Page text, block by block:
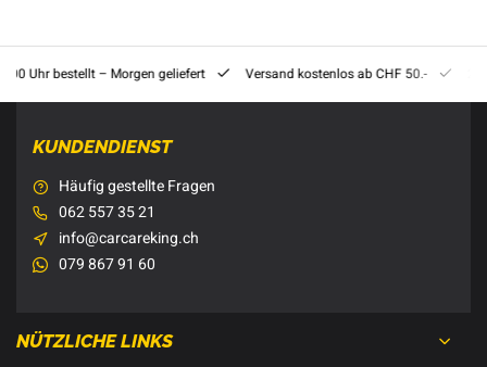
Uhr bestellt – Morgen geliefert Versand kostenlos ab CHF 50.-
KUNDENDIENST
Häufig gestellte Fragen
062 557 35 21
info@carcareking.ch
079 867 91 60
NÜTZLICHE LINKS